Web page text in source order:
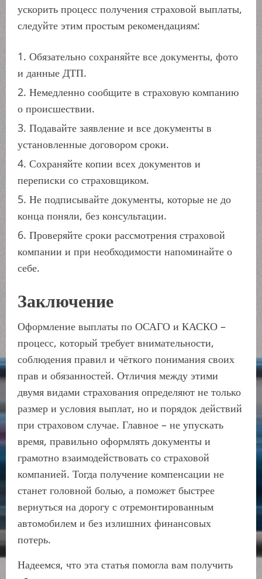
ускорить процесс получения страховой выплаты,
следуйте этим простым рекомендациям:
Обязательно сохраняйте все документы, фото
и данные ДТП.
Немедленно сообщите в страховую компанию
о происшествии.
Подавайте заявление и все документы в
установленные договором сроки.
Сохраняйте копии всех документов и
переписки со страховщиком.
Не подписывайте документы, которые не до
конца поняли, без консультации.
Проверяйте сроки рассмотрения страховой
компании и при необходимости напоминайте о
себе.
Заключение
Оформление выплаты по ОСАГО и КАСКО –
процесс, который требует внимательности,
соблюдения правил и чёткого понимания своих
прав и обязанностей. Отличия между этими
двумя видами страхования определяют не только
размер и условия выплат, но и порядок действий
при страховом случае. Главное – не упускать
время, правильно оформлять документы и
грамотно взаимодействовать со страховой
компанией. Тогда получение компенсации не
станет головной болью, а поможет быстрее
вернуться на дорогу с отремонтированным
автомобилем и без излишних финансовых
потерь.
Надеемся, что эта статья помогла вам получить